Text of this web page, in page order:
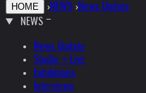
HOME ›NEWS ›News Update
NEWS
News Update
Studio + Live
Exhibitions
Interviews